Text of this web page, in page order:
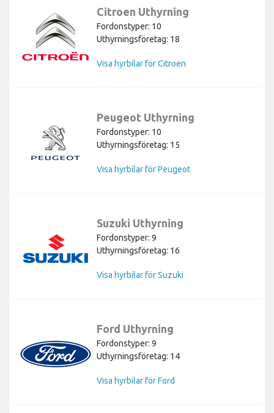
Citroen Uthyrning
Fordonstyper: 10
Uthyrningsföretag: 18
Visa hyrbilar för Citroen
Peugeot Uthyrning
Fordonstyper: 10
Uthyrningsföretag: 15
Visa hyrbilar för Peugeot
Suzuki Uthyrning
Fordonstyper: 9
Uthyrningsföretag: 16
Visa hyrbilar för Suzuki
Ford Uthyrning
Fordonstyper: 9
Uthyrningsföretag: 14
Visa hyrbilar för Ford